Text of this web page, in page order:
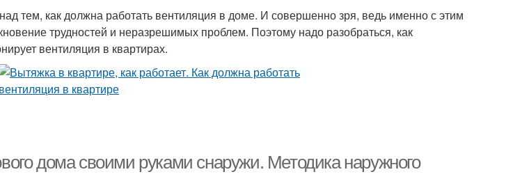
тем, как должна работать вентиляция в доме. И совершенно зря, ведь именно с этим
трудностей и неразрешимых проблем. Поэтому надо разобраться, как
вентиляция в квартирах.
дома своими руками снаружи. Методика наружного